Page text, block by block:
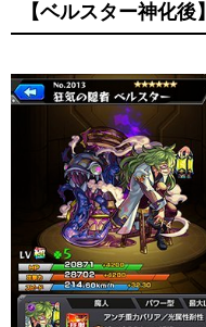
【ベルスター神化後】